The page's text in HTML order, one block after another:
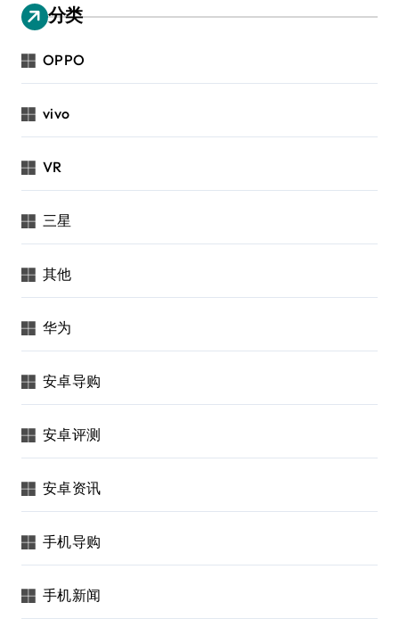
分类
OPPO
vivo
VR
三星
其他
华为
安卓导购
安卓评测
安卓资讯
手机导购
手机新闻